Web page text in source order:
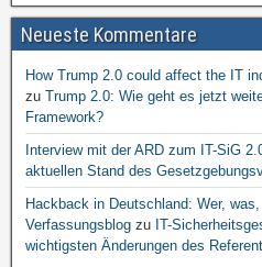
Neueste Kommentare
How Trump 2.0 could affect the IT
zu Trump 2.0: Wie geht es jetzt
Framework?
Interview mit der ARD zum IT-SiG
aktuellen Stand des
Hackback in Deutschland: Wer, was,
Verfassungsblog zu IT-
wichtigsten Änderungen des